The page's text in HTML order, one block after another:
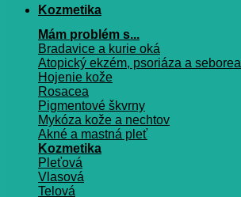
Kozmetika
Mám problém s...
Bradavice a kurie oká
Atopický ekzém, psoriáza a seborea
Hojenie kože
Rosacea
Pigmentové škvrny
Mykóza kože a nechtov
Akné a mastná pleť
Kozmetika
Pleťová
Vlasová
Telová